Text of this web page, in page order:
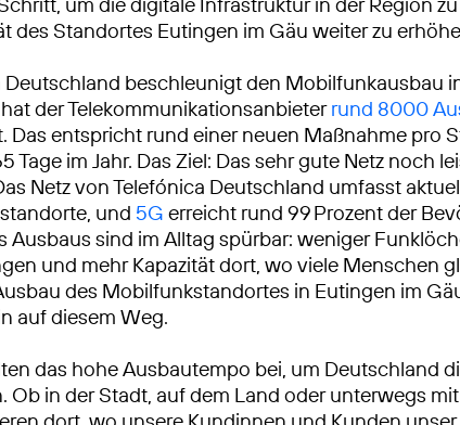
des Standortes Eutingen im Gäu weiter zu
Deutschland beschleunigt den Mobilfunkausbau
hat der Telekommunikationsanbieterrund 8000
Das entspricht rund einer neuen Maßnahme pro
Tage im Jahr. Das Ziel: Das sehr gute Netz noch
Netz von Telefónica Deutschland umfasst
und 5G erreicht rund 99 Prozent der
Ausbaus sind im Alltag spürbar: weniger
und mehr Kapazität dort, wo viele Menschen
des Mobilfunkstandortes in Eutingen im
auf diesem Weg.
das hohe Ausbautempo bei, um Deutschland
Ob in der Stadt, auf dem Land oder unterwegs